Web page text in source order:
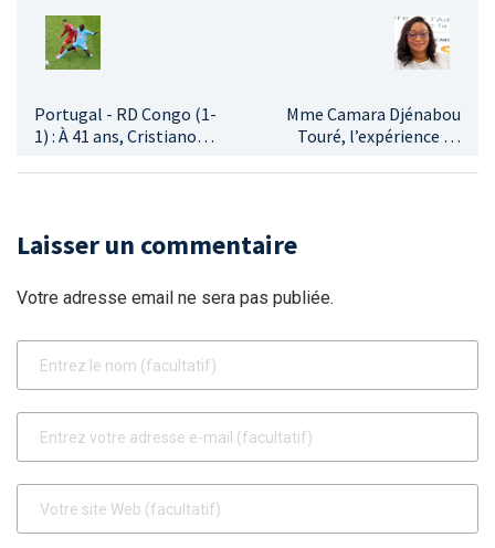
Portugal - RD Congo (1-
1) : À 41 ans, Cristiano
niveau international ?
Mme Camara Djénabou
Touré, l’expérience au
territoriaux sous la 5ème
Laisser un commentaire
Votre adresse email ne sera pas publiée.